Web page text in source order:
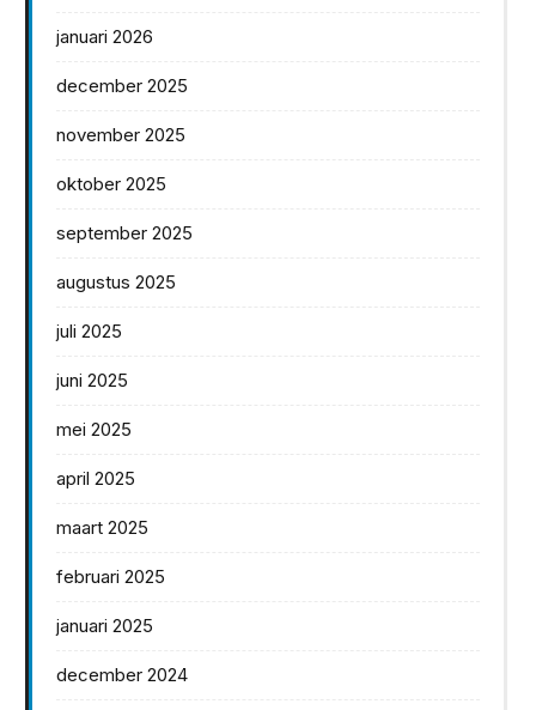
januari 2026
december 2025
november 2025
oktober 2025
september 2025
augustus 2025
juli 2025
juni 2025
mei 2025
april 2025
maart 2025
februari 2025
januari 2025
december 2024